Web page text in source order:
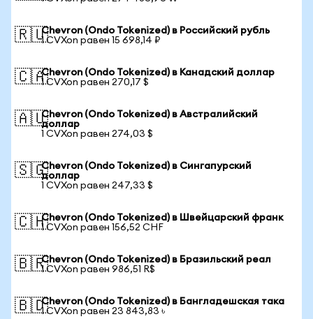
🇷🇺Chevron (Ondo Tokenized) в Российский рубль
1 CVXon равен 15 698,14 ₽
🇨🇦Chevron (Ondo Tokenized) в Канадский доллар
1 CVXon равен 270,17 $
🇦🇺Chevron (Ondo Tokenized) в Австралийский
доллар
1 CVXon равен 274,03 $
🇸🇬Chevron (Ondo Tokenized) в Сингапурский
доллар
1 CVXon равен 247,33 $
🇨🇭Chevron (Ondo Tokenized) в Швейцарский франк
1 CVXon равен 156,52 CHF
🇧🇷Chevron (Ondo Tokenized) в Бразильский реал
1 CVXon равен 986,51 R$
🇧🇩Chevron (Ondo Tokenized) в Бангладешская така
1 CVXon равен 23 843,83 ৳